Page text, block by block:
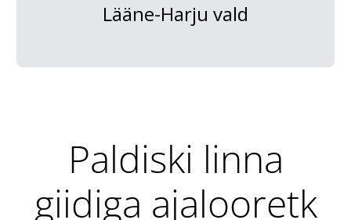
Lääne-Harju vald
Paldiski linna
giidiga ajalooretk